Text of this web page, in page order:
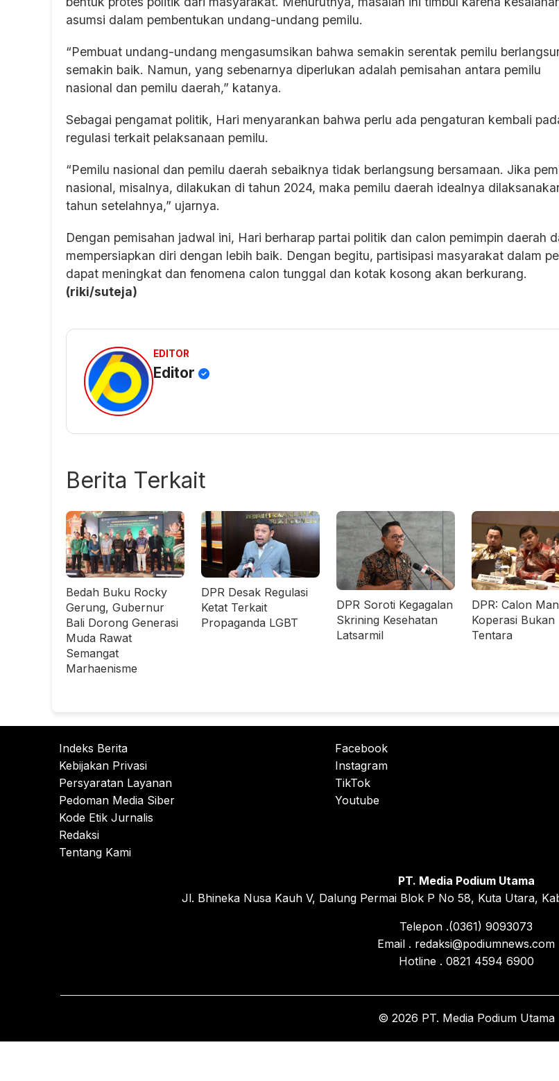
asumsi dalam pembentukan undang-undang pemilu.
“Pembuat undang-undang mengasumsikan bahwa semakin serentak pemilu
semakin baik. Namun, yang sebenarnya diperlukan adalah pemisahan antara pemilu
nasional dan pemilu daerah,” katanya.
Sebagai pengamat politik, Hari menyarankan bahwa perlu ada pengaturan kembali
regulasi terkait pelaksanaan pemilu.
“Pemilu nasional dan pemilu daerah sebaiknya tidak berlangsung bersamaan. Jika
nasional, misalnya, dilakukan di tahun 2024, maka pemilu daerah idealnya
tahun setelahnya,” ujarnya.
Dengan pemisahan jadwal ini, Hari berharap partai politik dan calon pemimpin daerah
mempersiapkan diri dengan lebih baik. Dengan begitu, partisipasi masyarakat dalam
dapat meningkat dan fenomena calon tunggal dan kotak kosong akan berkurang.
(riki/suteja)
EDITOR
Editor
Berita Terkait
Bedah Buku Rocky
Gerung, Gubernur
Bali Dorong Generasi
Muda Rawat
Semangat
Marhaenisme
DPR Desak Regulasi
Ketat Terkait
Propaganda LGBT
DPR Soroti Kegagalan
Skrining Kesehatan
Latsarmil
DPR: Calon
Koperasi Bukan
Tentara
Indeks Berita
Kebijakan Privasi
Persyaratan Layanan
Pedoman Media Siber
Kode Etik Jurnalis
Redaksi
Tentang Kami
Facebook
Instagram
TikTok
Youtube
PT. Media Podium Utama
Jl. Bhineka Nusa Kauh V, Dalung Permai Blok P No 58, Kuta Utara,
Telepon .(0361) 9093073
Email . redaksi@podiumnews.com
Hotline . 0821 4594 6900
© 2026 PT. Media Podium Utama